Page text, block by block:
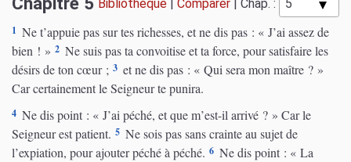
Bibliothèque | Comparer | Chap. :
1 Ne t’appuie pas sur tes richesses, et ne dis pas : « J’ai assez de
bien ! » 2 Ne suis pas ta convoitise et ta force, pour satisfaire les
désirs de ton cœur ; 3 et ne dis pas : « Qui sera mon maître ? »
Car certainement le Seigneur te punira.
4 Ne dis point : « J’ai péché, et que m’est-il arrivé ? » Car le
Seigneur est patient. 5 Ne sois pas sans crainte au sujet de
l’expiation, pour ajouter péché à péché. 6 Ne dis point : « La